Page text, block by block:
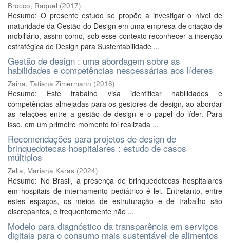
Brocco, Raquel (2017)
Resumo: O presente estudo se propõe a investigar o nível de
maturidade da Gestão do Design em uma empresa de criação de
mobiliário, assim como, sob esse contexto reconhecer a inserção
estratégica do Design para Sustentabilidade ...
Gestão de design : uma abordagem sobre as
habilidades e competências nescessárias aos líderes
Zaina, Tatiana Zimermann (2016)
Resumo: Este trabalho visa identificar habilidades e
competências almejadas para os gestores de design, ao abordar
as relações entre a gestão de design e o papel do líder. Para
isso, em um primeiro momento foi realizada ...
Recomendações para projetos de design de
brinquedotecas hospitalares : estudo de casos
múltiplos
Zella, Mariana Karas (2024)
Resumo: No Brasil, a presença de brinquedotecas hospitalares
em hospitais de internamento pediátrico é lei. Entretanto, entre
estes espaços, os meios de estruturação e de trabalho são
discrepantes, e frequentemente não ...
Modelo para diagnóstico da transparência em serviços
digitais para o consumo mais sustentável de alimentos